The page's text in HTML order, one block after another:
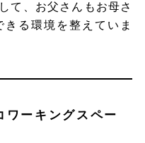
て、お父さんもお母さ
る環境を整えていま
ワーキングスペー